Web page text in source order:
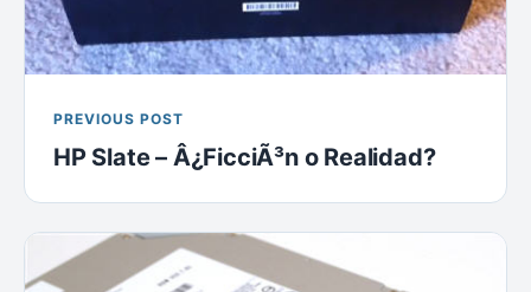
PREVIOUS POST
HP Slate – Â¿FicciÃ³n o Realidad?